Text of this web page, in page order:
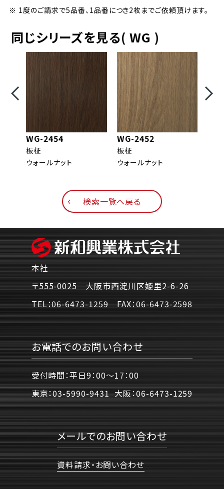
※ 1度のご請求で5品番、1品番につき2枚までご依頼頂けます。
同じシリーズを見る( WG )
WG-2454
板柾
ウォールナット
WG-2452
板柾
ウォールナット
検索一覧へ戻る
本社
〒555-0025 大阪市西淀川区姫里2-6-26
TEL：06-6473-1259 FAX：06-6473-2598
お電話でのお問い合わせ
受付時間：平日9：00〜17：00
東京：03-5990-9431 大阪：06-6473-1259
メールでのお問い合わせ
資料請求・お問い合わせ